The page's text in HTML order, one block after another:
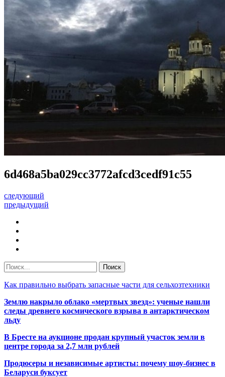
6d468a5ba029cc3772afcd3cedf91c55
следующий
предыдущий
Как правильно выбрать запасные части для сельхозтехники
Землю накрыло облако «мертвых звезд»: ученые нашли
следы древнего космического взрыва в антарктическом
льду
В Бресте на аукционе продан крупный участок земли в
центре города за 2,7 млн рублей
Продюсеры и независимые артисты: почему шоу-бизнес в
Беларуси буксует